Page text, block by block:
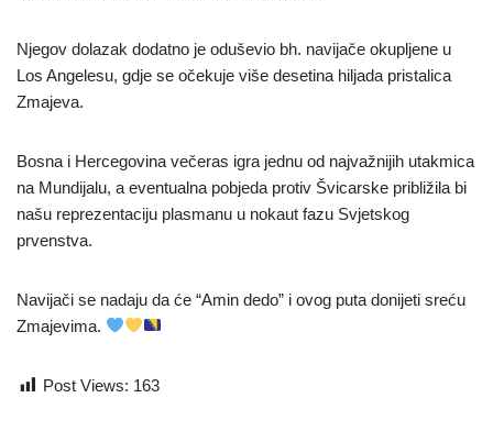
Njegov dolazak dodatno je oduševio bh. navijače okupljene u
Los Angelesu, gdje se očekuje više desetina hiljada pristalica
Zmajeva.
Bosna i Hercegovina večeras igra jednu od najvažnijih utakmica
na Mundijalu, a eventualna pobjeda protiv Švicarske približila bi
našu reprezentaciju plasmanu u nokaut fazu Svjetskog
prvenstva.
Navijači se nadaju da će “Amin dedo” i ovog puta donijeti sreću
Zmajevima.
Post Views: 163